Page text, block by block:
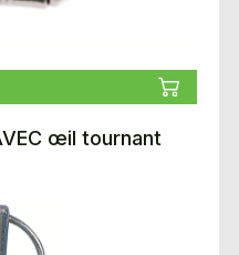
œil tournant